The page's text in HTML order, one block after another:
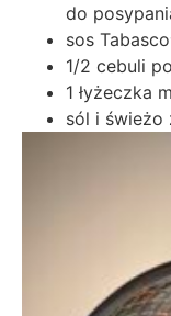
do
sos
1/2 cebuli
1 łyżeczka
sól i świeżo